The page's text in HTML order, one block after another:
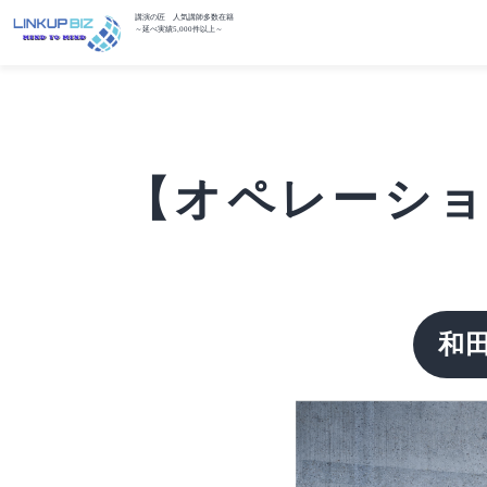
講演の匠 人気講師多数在籍
～延べ実績5,000件以上～
【オペレー
和